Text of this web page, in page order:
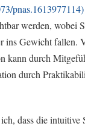
pnas.1613977114)
werden, wobei
ins Gewicht fallen.
kann durch
durch
dass die